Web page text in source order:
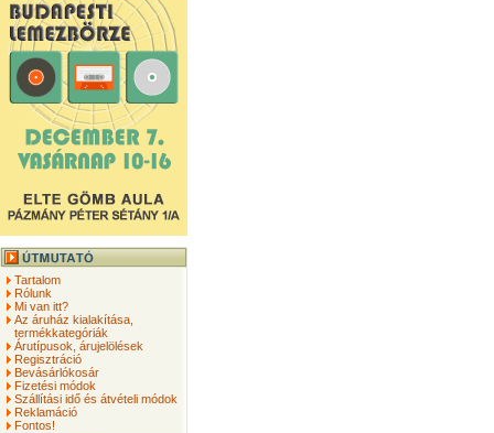
Tartalom
Rólunk
Mi van itt?
Az áruház kialakítása,
termékkategóriák
Árutípusok, árujelölések
Regisztráció
Bevásárlókosár
Fizetési módok
Szállítási idő és átvételi módok
Reklamáció
Fontos!